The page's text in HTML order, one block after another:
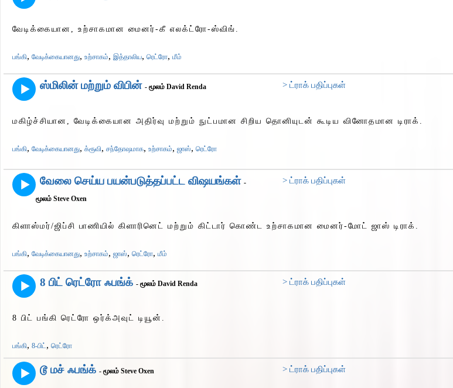
வேடிக்கையான, உற்சாகமான மைனர்-கீ எலக்ட்ரோ-ஸ்விங்.
பங்கி, வேடிக்கையானது, உற்சாகம், இத்தாலிய, ரெட்ரோ, மீம்
ஸ்மிலின் மற்றும் விபின் - மூலம் David Renda > ட்ராக் பதிப்புகள்
மகிழ்ச்சியான, வேடிக்கையான அதிர்வு மற்றும் நுட்பமான சிறிய தொனியுடன் கூடிய வினோதமான டிராக்.
பங்கி, வேடிக்கையானது, க்ரூவி, சந்தோஷமாக, உற்சாகம், ஜாஸ், ரெட்ரோ
வேலை செய்ய பயன்படுத்தப்பட்ட விஷயங்கள் -
மூலம் Steve Oxen
> ட்ராக் பதிப்புகள்
கிளாஸ்மர்/ஜிப்சி பாணியில் கிளாரினெட் மற்றும் கிட்டார் கொண்ட உற்சாகமான மைனர்-மோட் ஜாஸ் டிராக்.
பங்கி, வேடிக்கையானது, உற்சாகம், ஜாஸ், ரெட்ரோ, மீம்
8 பிட் ரெட்ரோ ஃபங்க் - மூலம் David Renda > ட்ராக் பதிப்புகள்
8 பிட் பங்கி ரெட்ரோ ஒர்க்அவுட் டியூன்.
பங்கி, 8-பிட், ரெட்ரோ
டூ மச் ஃபங்க் - மூலம் Steve Oxen > ட்ராக் பதிப்புகள்